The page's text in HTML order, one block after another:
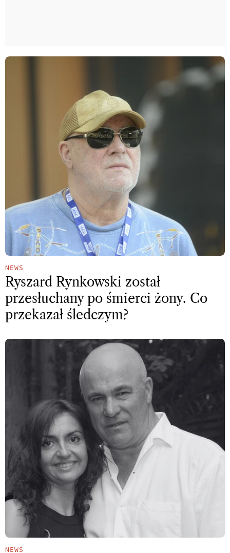
NEWS
Ryszard Rynkowski został
przesłuchany po śmierci żony. Co
przekazał śledczym?
NEWS